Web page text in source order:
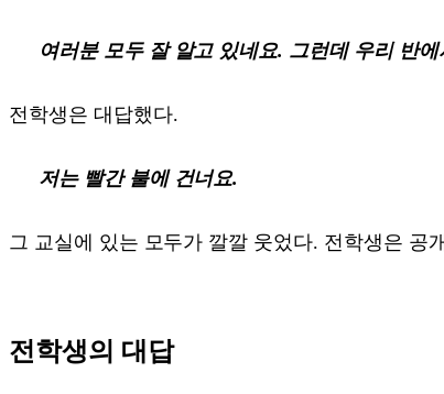
여러분 모두 잘 알고 있네요. 그런데 우리 반
전학생은 대답했다.
저는 빨간 불에 건너요.
그 교실에 있는 모두가 깔깔 웃었다. 전학생은 공
전학생의 대답